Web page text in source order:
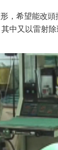
，希望能改
中又以雷射除